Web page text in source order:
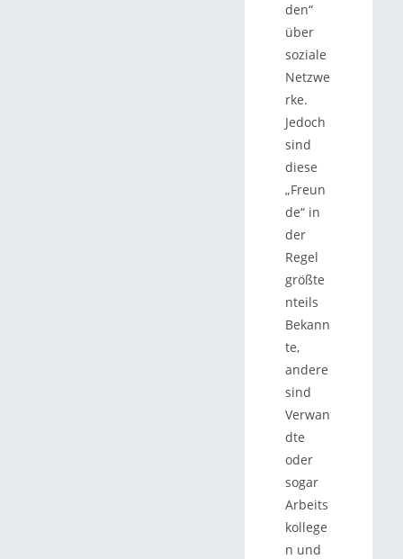
den“
über
soziale
Netzwe
rke.
Jedoch
sind
diese
„Freun
de“ in
der
Regel
größte
nteils
Bekann
te,
andere
sind
Verwan
dte
oder
sogar
Arbeits
kollege
n und